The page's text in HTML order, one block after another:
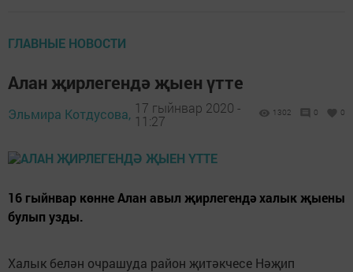
ГЛАВНЫЕ НОВОСТИ
Алан җирлегендә җыен үтте
Эльмира Котдусова, 17 гыйнвар 2020 -
11:27
1302 0 0
16 гыйнвар көнне Алан авыл җирлегендә халык җыены
булып узды.
Халык белән очрашуда район җитәкчесе Нәҗип